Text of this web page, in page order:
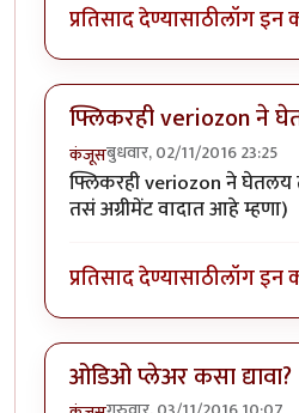
प्रतिसाद देण्यासाठीलॉग इन
फ्लिकरही veriozon ने
कंजूसबुधवार, 02/11/2016 23:25
फ्लिकरही veriozon ने
तसं अग्रीमेंट वादात आहे म्हणा)
प्रतिसाद देण्यासाठीलॉग इन
ओडिओ प्लेअर कसा द्यावा?